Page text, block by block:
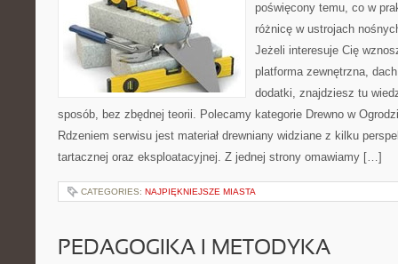
poświęcony temu, co w
różnicę w ustrojach
Jeżeli interesuje Cię
platforma zewnętrzna,
dodatki, znajdziesz tu
sposób, bez zbędnej teorii. Polecamy kategorie Drewno w
Rdzeniem serwisu jest materiał drewniany widziane z kilku
tartacznej oraz eksploatacyjnej. Z jednej strony omawiamy […]
CATEGORIES: NAJPIĘKNIEJSZE MIASTA
PEDAGOGIKA I METODYKA